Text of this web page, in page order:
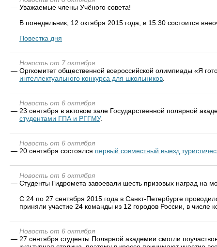
— Уважаемые члены Учёного совета!
В понедельник, 12 октября 2015 года, в 15:30 состоится
Повестка дня
Новость от 7 октября
— Оргкомитет общественной всероссийской олимпиады «Я
интеллектуального конкурса для школьников
Новость от 6 октября
— 23 сентября в актовом зале Государственной полярной
студентами ГПА и РГГМУ.
Новость от 6 октября
— 20 сентября состоялся первый совместный выезд
Новость от 6 октября
— Студенты Гидромета завоевали шесть призовых наград на
С 24 по 27 сентября 2015 года в Санкт-Петербурге
приняли участие 24 команды из 12 городов России, в
Новость от 6 октября
— 27 сентября студенты Полярной академии смогли